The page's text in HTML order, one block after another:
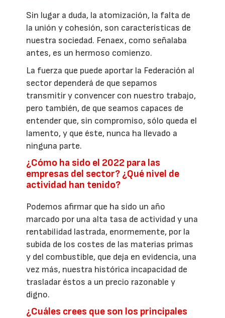
Sin lugar a duda, la atomización, la falta de
la unión y cohesión, son características de
nuestra sociedad. Fenaex, como señalaba
antes, es un hermoso comienzo.
La fuerza que puede aportar la Federación al
sector dependerá de que sepamos
transmitir y convencer con nuestro trabajo,
pero también, de que seamos capaces de
entender que, sin compromiso, sólo queda el
lamento, y que éste, nunca ha llevado a
ninguna parte.
¿Cómo ha sido el 2022 para las
empresas del sector? ¿Qué nivel de
actividad han tenido?
Podemos afirmar que ha sido un año
marcado por una alta tasa de actividad y una
rentabilidad lastrada, enormemente, por la
subida de los costes de las materias primas
y del combustible, que deja en evidencia, una
vez más, nuestra histórica incapacidad de
trasladar éstos a un precio razonable y
digno.
¿Cuáles crees que son los principales